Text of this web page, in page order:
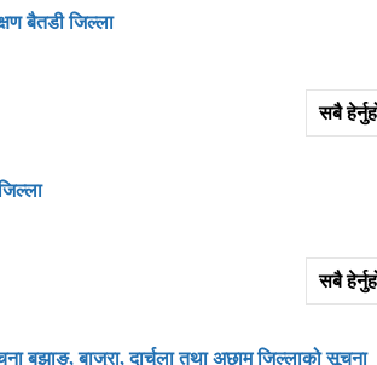
बैतडी जिल्‍ला
सबै
सबै
बझाङ्, बाजुरा, दार्चुला तथा अछाम जिल्‍लाको सूचना